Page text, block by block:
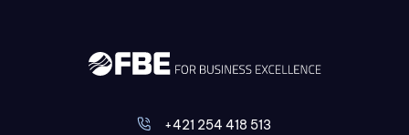
+421 254 418 513